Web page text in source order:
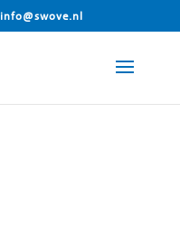
info@swove.nl